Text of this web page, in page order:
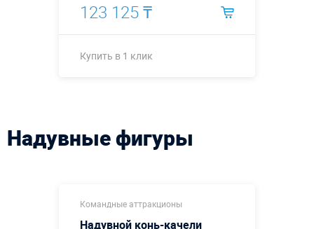
123 125 ₸
Купить в 1 клик
Надувные фигуры
Командные аттракционы
Надувной конь-качели